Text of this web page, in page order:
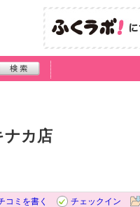
ナカ店
コミを書く
チェックイン